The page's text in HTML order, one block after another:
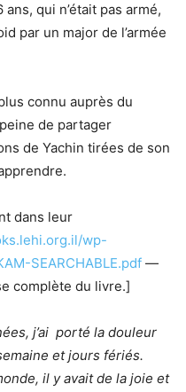
qui n’était pas armé,
par un major de l’armée
connu auprès du
de partager
de Yachin tirées de son
dans leur
wp-
SEARCHABLE.pdf —
complète du livre.]
j’ai porté la douleur
et jours fériés.
il y avait de la joie et